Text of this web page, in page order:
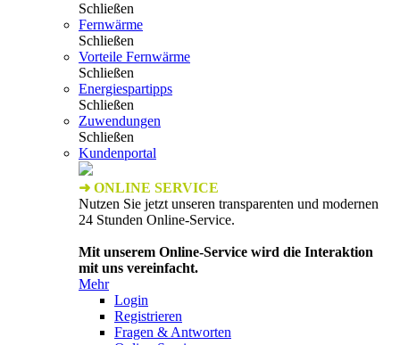
Schließen
Fernwärme
Schließen
Vorteile Fernwärme
Schließen
Energiespartipps
Schließen
Zuwendungen
Schließen
Kundenportal
➜ ONLINE SERVICE
Nutzen Sie jetzt unseren transparenten und modernen
24 Stunden Online-Service.
Mit unserem Online-Service wird die Interaktion
mit uns vereinfacht.
Mehr
Login
Registrieren
Fragen & Antworten